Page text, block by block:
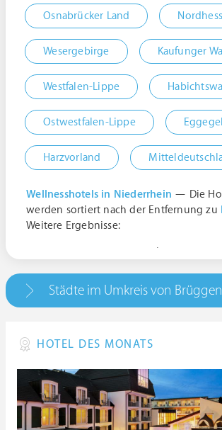
Osnabrücker Land
Wesergebirge Kaufunger
Westfalen-Lippe
Ostwestfalen-Lippe
Harzvorland
Wellnesshotels in Niederrhein — Die
werden sortiert nach der Entfernung zu
Weitere Ergebnisse:
Städte im Umkreis von Brüggen
HOTEL DES MONATS